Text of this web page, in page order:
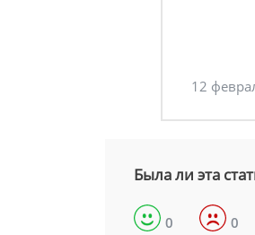
12
Была ли эта
0 0